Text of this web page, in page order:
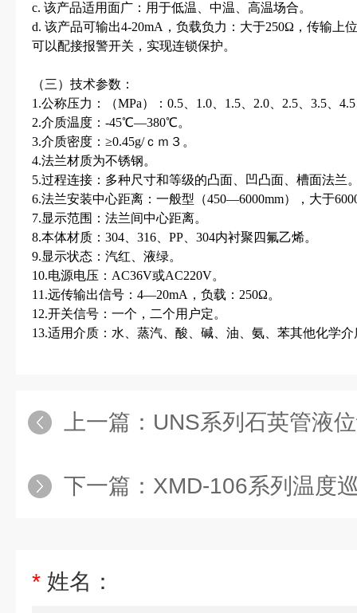
c. 该产品适用面广：用于低温、中温、高温场合。
d. 该产品可输出4-20mA，负载负力：大于250Ω，传输上
可以配接报警开关，实现连锁保护。
（三）技术参数：
1.公称压力：（MPa）：0.5、1.0、1.5、2.0、2.5、3.5、
2.介质温度：-45℃—380℃。
3.介质密度：≥0.45g/ｃｍ３。
4.法兰材质为不锈钢。
5.过程连接：多种尺寸和等级的凸面、凹凸面、槽面法兰
6.法兰安装中心距离：一般型（450—6000mm），大于
7.显示范围：法兰间中心距离。
8.本体材质：304、316、PP、304内衬聚四氟乙烯。
9.显示状态：汽红、液绿。
10.电源电压：AC36V或AC220V。
11.远传输出信号：4—20mA，负载：250Ω。
12.开关信号：一个，二个用户定。
13.适用介质：水、蒸汽、酸、碱、油、氨、苯其他化学介
上一篇： UNS系列石英管液
下一篇： XMD-106系列温度
* 姓名：